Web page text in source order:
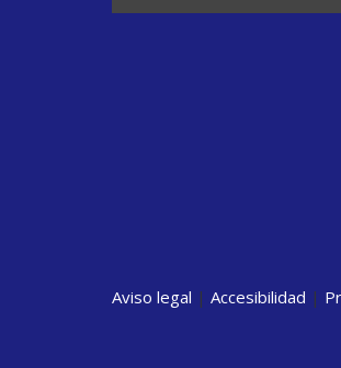
Aviso legal | Accesibilidad |